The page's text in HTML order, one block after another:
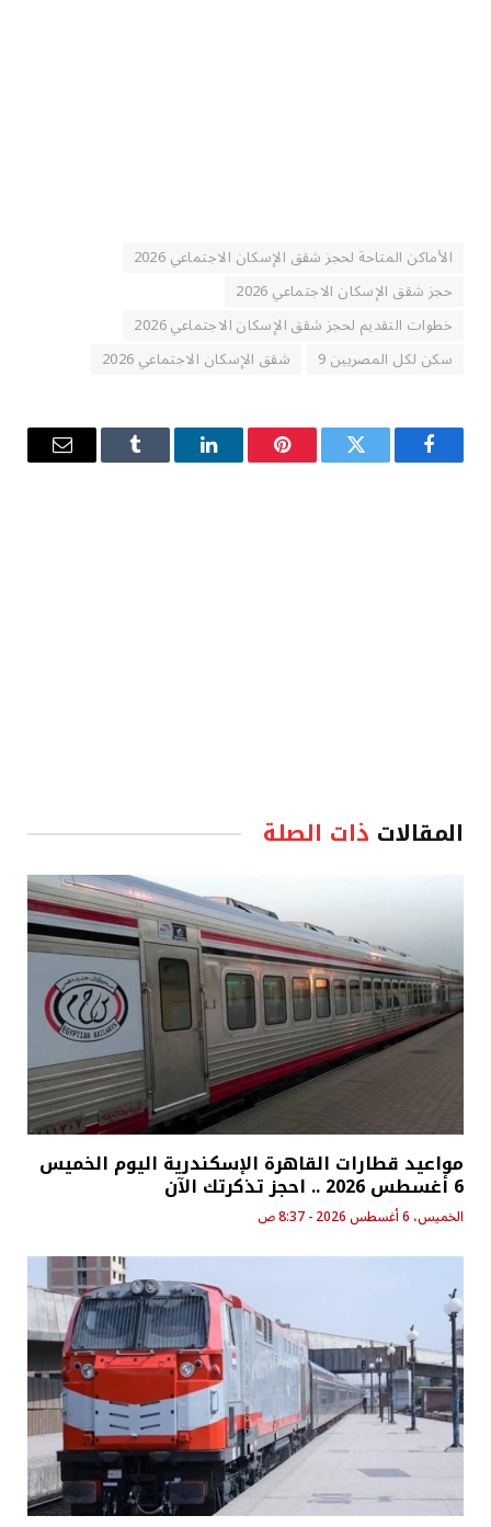
الأماكن المتاحة لحجز شقق الإسكان الاجتماعي 2026
حجز شقق الإسكان الاجتماعي 2026
خطوات التقديم لحجز شقق الإسكان الاجتماعي 2026
سكن لكل المصريين 9
شقق الإسكان الاجتماعي 2026
فيسبوك تويتر بينتيريستلينكدإن Tumblr
البريد
المقالات ذات الصلة
مواعيد قطارات القاهرة الإسكندرية اليوم الخميس
6 أغسطس 2026 .. احجز تذكرتك الآن
الخميس، 6 أغسطس 2026 - 8:37 ص